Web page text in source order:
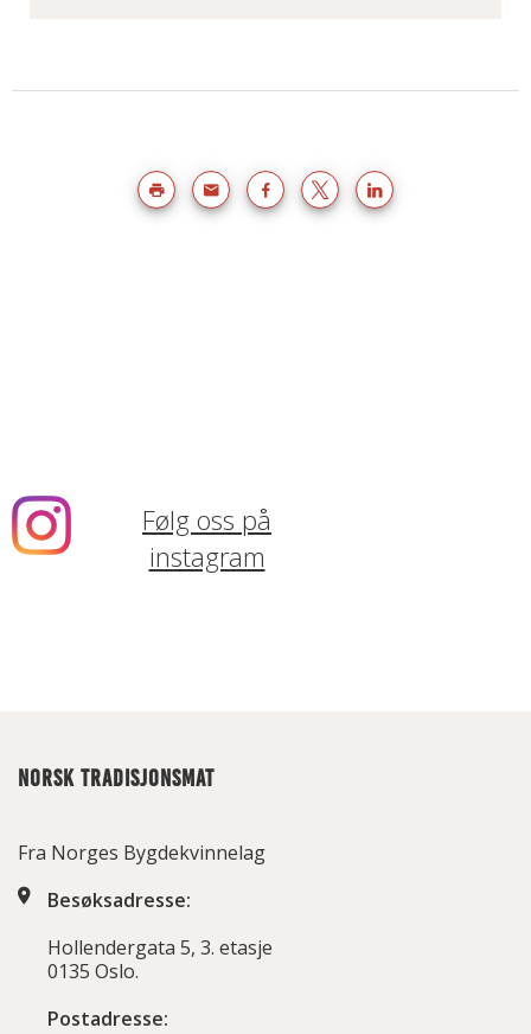
Følg oss på
instagram
NORSK TRADISJONSMAT
Fra Norges Bygdekvinnelag
Besøksadresse:
Hollendergata 5, 3. etasje
0135 Oslo.
Postadresse: